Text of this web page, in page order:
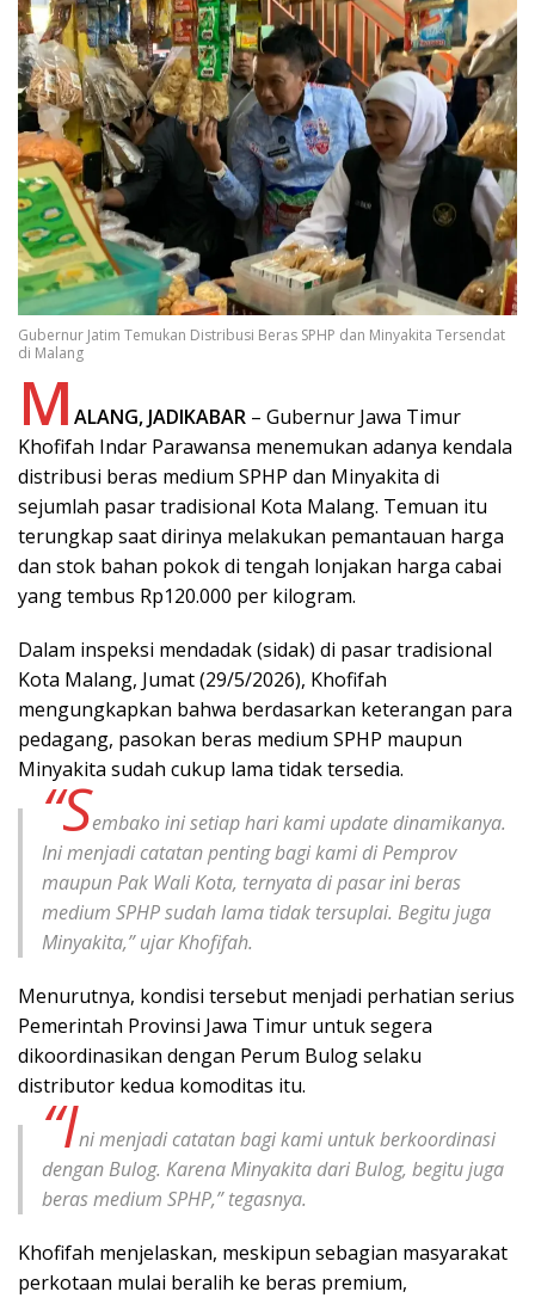
Gubernur Jatim Temukan Distribusi Beras SPHP dan Minyakita Tersendat
di Malang
M ALANG, JADIKABAR – Gubernur Jawa Timur
Khofifah Indar Parawansa menemukan adanya kendala
distribusi beras medium SPHP dan Minyakita di
sejumlah pasar tradisional Kota Malang. Temuan itu
terungkap saat dirinya melakukan pemantauan harga
dan stok bahan pokok di tengah lonjakan harga cabai
yang tembus Rp120.000 per kilogram.
Dalam inspeksi mendadak (sidak) di pasar tradisional
Kota Malang, Jumat (29/5/2026), Khofifah
mengungkapkan bahwa berdasarkan keterangan para
pedagang, pasokan beras medium SPHP maupun
Minyakita sudah cukup lama tidak tersedia.
“Sembako ini setiap hari kami update dinamikanya.
Ini menjadi catatan penting bagi kami di Pemprov
maupun Pak Wali Kota, ternyata di pasar ini beras
medium SPHP sudah lama tidak tersuplai. Begitu juga
Minyakita,” ujar Khofifah.
Menurutnya, kondisi tersebut menjadi perhatian serius
Pemerintah Provinsi Jawa Timur untuk segera
dikoordinasikan dengan Perum Bulog selaku
distributor kedua komoditas itu.
“Ini menjadi catatan bagi kami untuk berkoordinasi
dengan Bulog. Karena Minyakita dari Bulog, begitu juga
beras medium SPHP,” tegasnya.
Khofifah menjelaskan, meskipun sebagian masyarakat
perkotaan mulai beralih ke beras premium,